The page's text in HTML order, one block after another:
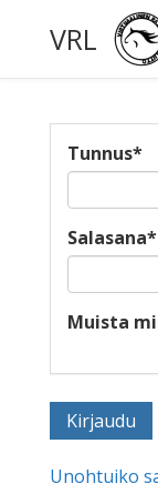
VRL
Tunnus*
Salasana*
Muista
Unohtuiko